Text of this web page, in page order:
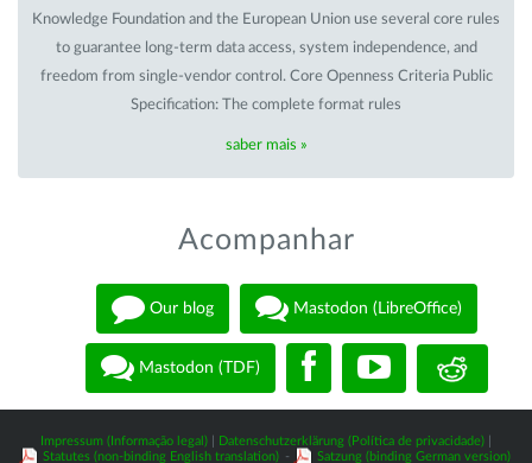
Knowledge Foundation and the European Union use several core rules
to guarantee long-term data access, system independence, and
freedom from single-vendor control. Core Openness Criteria Public
Specification: The complete format rules
saber mais »
Acompanhar
Our blog Mastodon (LibreOffice)
Mastodon (TDF)
Impressum (Informação legal) Datenschutzerklärung (Política de privacidade)
Statutes (non-binding English translation) - Satzung (binding German version)